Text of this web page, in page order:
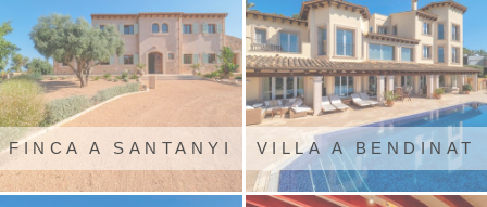
FINCA A SANTANYI VILLA A BENDINAT